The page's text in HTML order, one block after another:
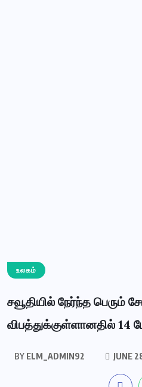
உலகம்
சவூதியில் நேர்ந்த பெரும்
விபத்துக்குள்ளானதில் 14
BYELM_ADMIN92 JUNE